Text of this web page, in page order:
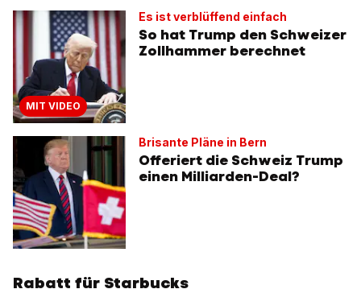
MIT VIDEO
Es ist verblüffend einfach
So hat Trump den Schweizer
Zollhammer berechnet
Brisante Pläne in Bern
Offeriert die Schweiz Trump
einen Milliarden-Deal?
Rabatt für Starbucks